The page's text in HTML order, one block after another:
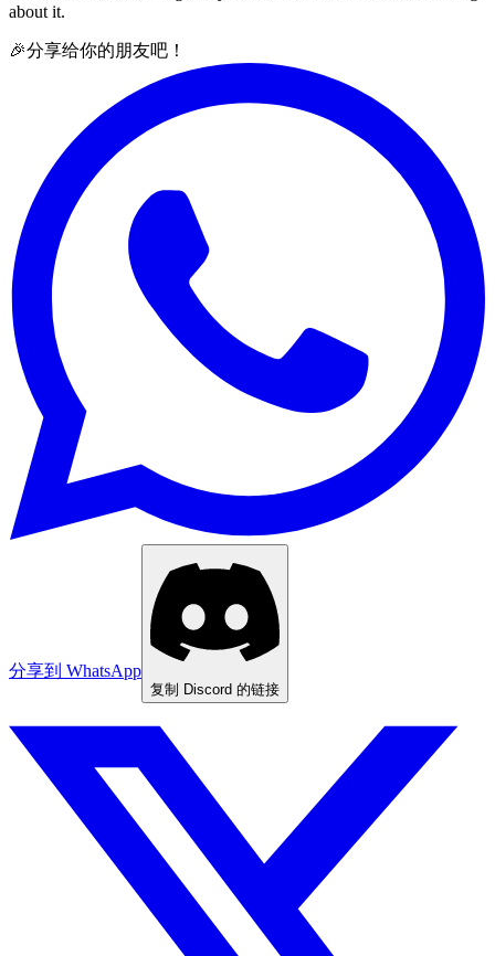
about it.
🎉分享给你的朋友吧！
分享到 WhatsApp
复制 Discord 的链接